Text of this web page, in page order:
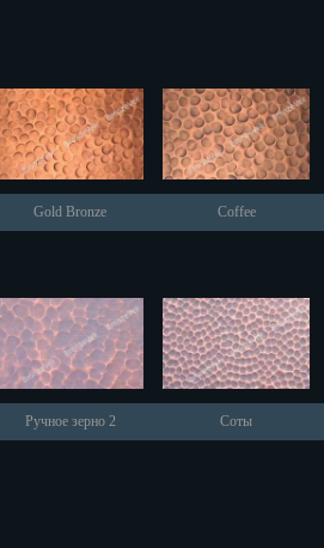
Орёл
Оренбург
Пенза
Пермь
Петрозаводск
Псков
Ростов-на-Дону
Рязань
Салехард
Самара
Gold Bronze Coffee
Ручное зерно 2 Соты